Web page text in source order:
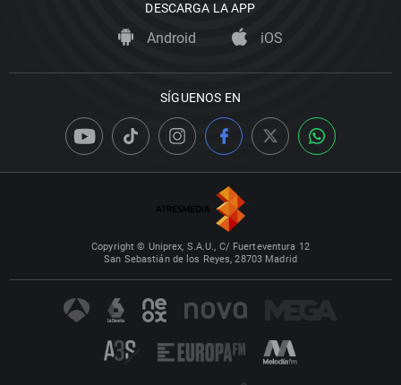
DESCARGA LA APP
Android iOS
SÍGUENOS EN
Copyright © Uniprex, S.A.U., C/ Fuerteventura 12
San Sebastián de los Reyes, 28703 Madrid